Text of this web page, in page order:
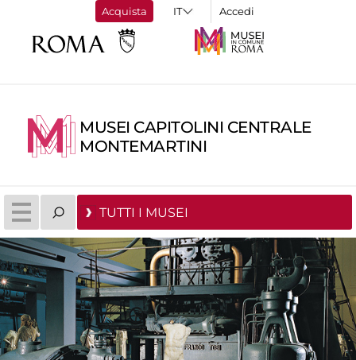
Acquista Accedi
MUSEI CAPITOLINI CENTRALE
MONTEMARTINI
TUTTI I MUSEI